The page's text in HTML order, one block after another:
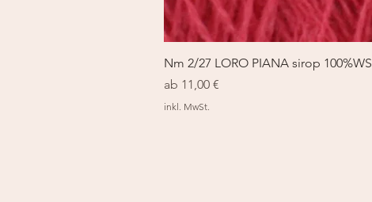
Nm 2/27 LORO PIANA sirop 100%WS
ab 11,00 €
Sale-Preis
inkl. MwSt.